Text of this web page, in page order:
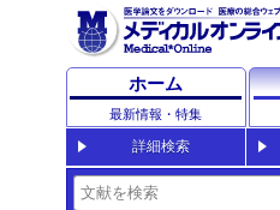
ホーム
最新情報・特集
詳細検索